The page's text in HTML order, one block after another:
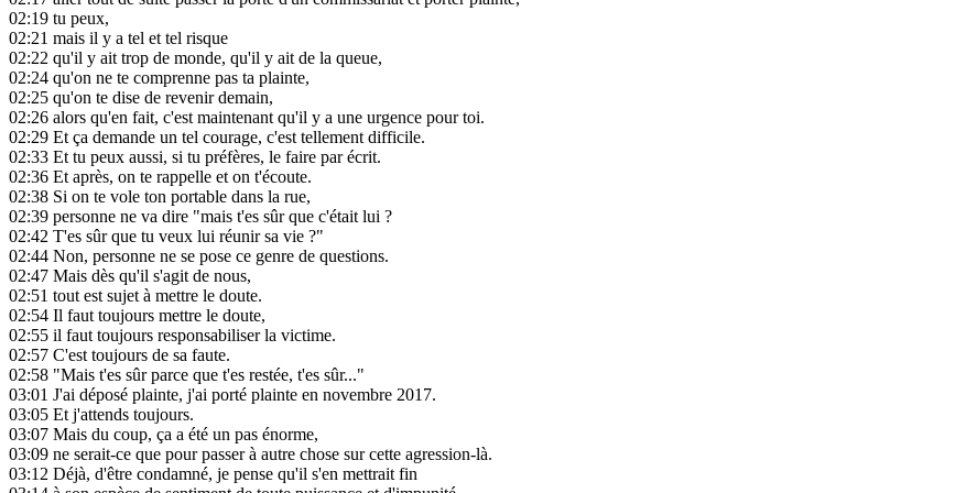
02:19 tu peux,
02:21 mais il y a tel et tel risque
02:22 qu'il y ait trop de monde, qu'il y ait de la queue,
02:24 qu'on ne te comprenne pas ta plainte,
02:25 qu'on te dise de revenir demain,
02:26 alors qu'en fait, c'est maintenant qu'il y a une urgence pour toi.
02:29 Et ça demande un tel courage, c'est tellement difficile.
02:33 Et tu peux aussi, si tu préfères, le faire par écrit.
02:36 Et après, on te rappelle et on t'écoute.
02:38 Si on te vole ton portable dans la rue,
02:39 personne ne va dire "mais t'es sûr que c'était lui ?
02:42 T'es sûr que tu veux lui réunir sa vie ?"
02:44 Non, personne ne se pose ce genre de questions.
02:47 Mais dès qu'il s'agit de nous,
02:51 tout est sujet à mettre le doute.
02:54 Il faut toujours mettre le doute,
02:55 il faut toujours responsabiliser la victime.
02:57 C'est toujours de sa faute.
02:58 "Mais t'es sûr parce que t'es restée, t'es sûr..."
03:01 J'ai déposé plainte, j'ai porté plainte en novembre 2017.
03:05 Et j'attends toujours.
03:07 Mais du coup, ça a été un pas énorme,
03:09 ne serait-ce que pour passer à autre chose sur cette agression-là.
03:12 Déjà, d'être condamné, je pense qu'il s'en mettrait fin